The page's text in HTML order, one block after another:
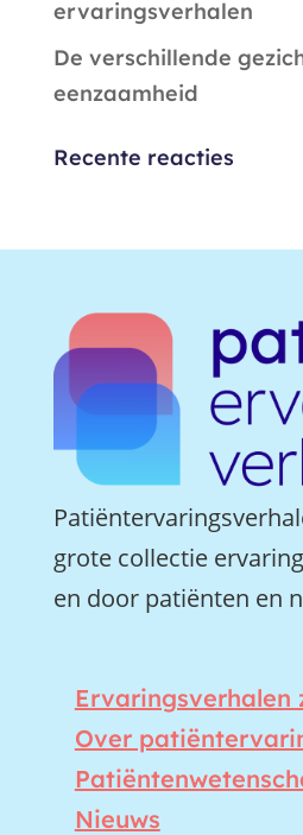
ervaringsverhalen
De verschillende
eenzaamheid
Recente reacties
grote collectie
en door patiënten en
Ervaringsverhalen
Over
Nieuws